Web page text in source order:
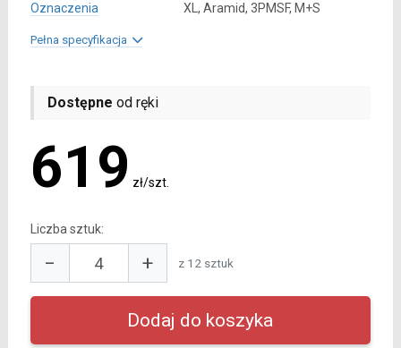
Oznaczenia
XL, Aramid, 3PMSF, M+S
Pełna specyfikacja
Dostępne od ręki
619 zł/szt.
Liczba sztuk:
− + z 12 sztuk